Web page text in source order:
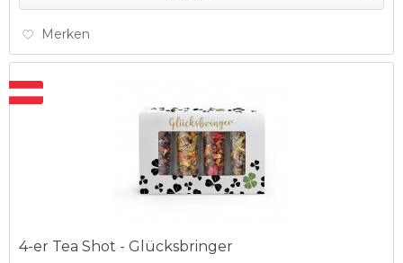
Merken
4-er Tea Shot - Glücksbringer